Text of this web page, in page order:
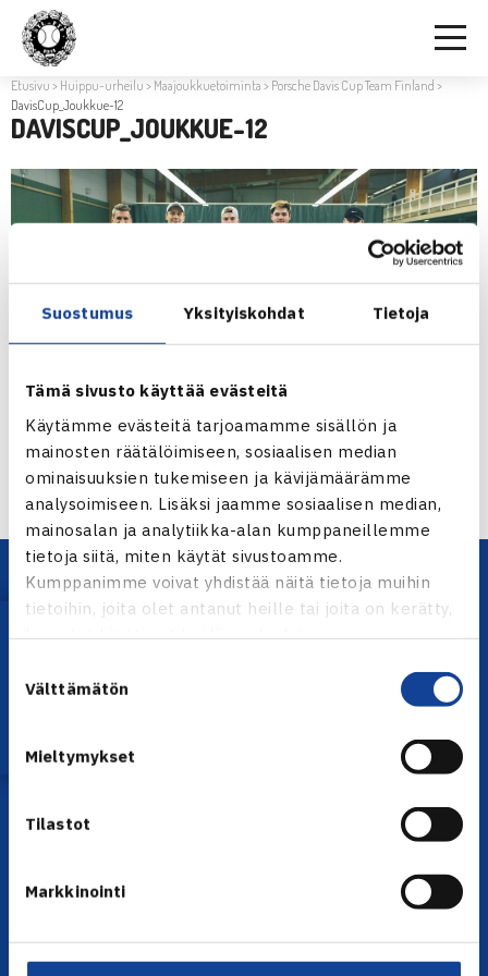
Suostumus Yksityiskohdat Tietoja
Tämä sivusto käyttää evästeitä
Käytämme evästeitä tarjoamamme sisällön ja
mainosten räätälöimiseen, sosiaalisen median
ominaisuuksien tukemiseen ja kävijämäärämme
analysoimiseen. Lisäksi jaamme sosiaalisen median,
mainosalan ja analytiikka-alan kumppaneillemme
tietoja siitä, miten käytät sivustoamme.
Kumppanimme voivat yhdistää näitä tietoja muihin
tietoihin, joita olet antanut heille tai joita on kerätty,
kun olet käyttänyt heidän palvelujaan.
valinta
Välttämätön
Mieltymykset
Tilastot
Markkinointi
Etusivu > Huippu-urheilu > Maajoukkuetoiminta > Porsche Davis Cup Team Finland >
DavisCup_Joukkue-12
DAVISCUP_JOUKKUE-12
Lataa OmaTennis!
Toimiston puhelinajat:
Muina aikoina olkaa yhteydessä